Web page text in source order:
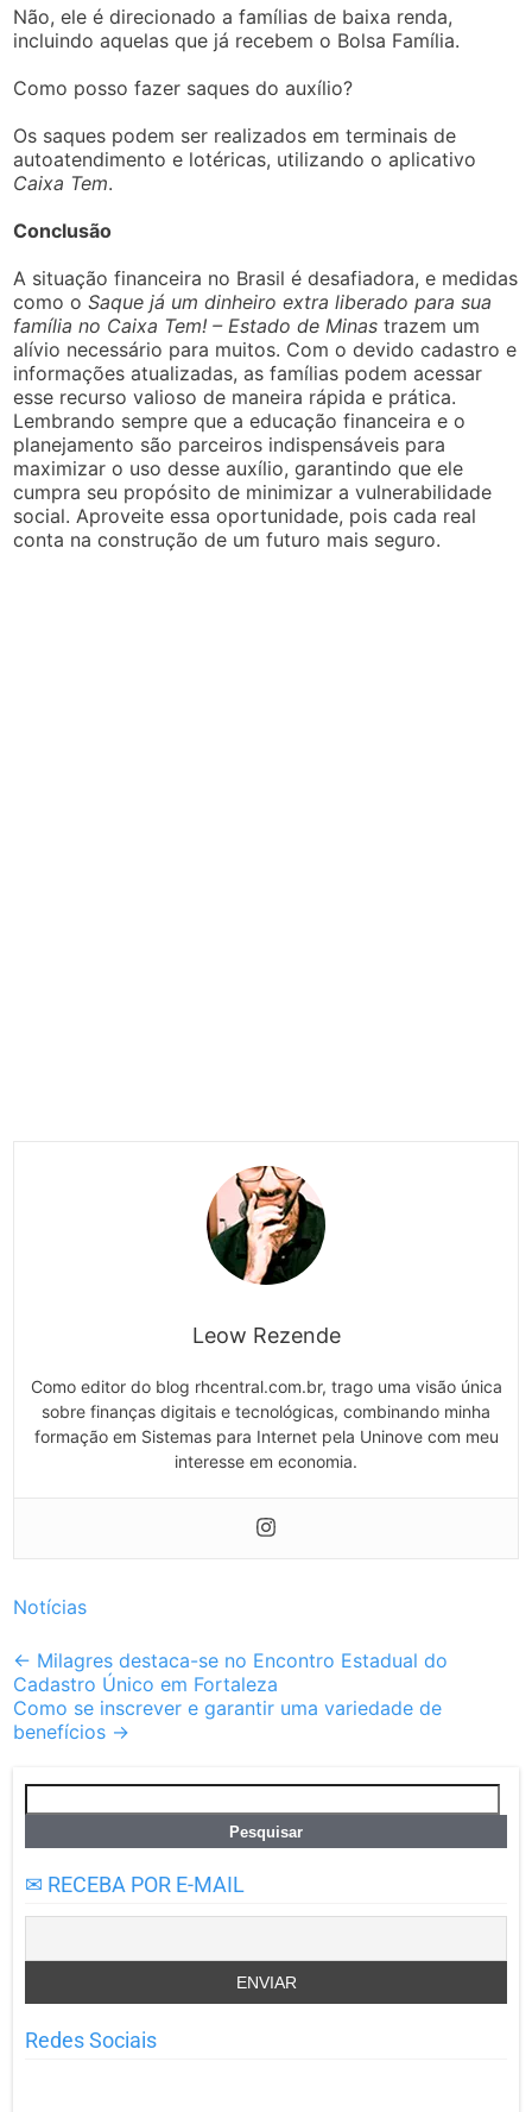
Não, ele é direcionado a famílias de baixa renda,
incluindo aquelas que já recebem o Bolsa Família.
Como posso fazer saques do auxílio?
Os saques podem ser realizados em terminais de
autoatendimento e lotéricas, utilizando o aplicativo
Caixa Tem.
Conclusão
A situação financeira no Brasil é desafiadora, e medidas
como oSaque já um dinheiro extra liberado para sua
família no Caixa Tem! – Estado de Minas trazem um
alívio necessário para muitos. Com o devido cadastro e
informações atualizadas, as famílias podem acessar
esse recurso valioso de maneira rápida e prática.
Lembrando sempre que a educação financeira e o
planejamento são parceiros indispensáveis para
maximizar o uso desse auxílio, garantindo que ele
cumpra seu propósito de minimizar a vulnerabilidade
social. Aproveite essa oportunidade, pois cada real
conta na construção de um futuro mais seguro.
Leow Rezende
Como editor do blog rhcentral.com.br, trago uma visão única
sobre finanças digitais e tecnológicas, combinando minha
formação em Sistemas para Internet pela Uninove com meu
interesse em economia.
Notícias
Post
navigation
← Milagres destaca-se no Encontro Estadual do
Cadastro Único em Fortaleza
Como se inscrever e garantir uma variedade de
benefícios →
por:
✉ RECEBA POR E-MAIL
Redes Sociais